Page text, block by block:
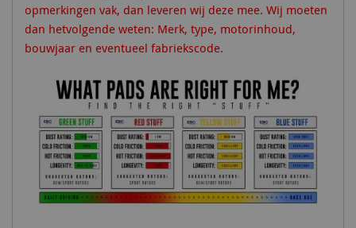
opmerkingen vak, dan leveren wij deze mee. Wij moeten
dan hetvolgende weten: Merk, type, motorinhoud,
bouwjaar en eventueel fabriekscode.